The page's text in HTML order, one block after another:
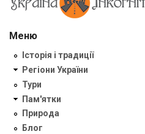
Меню
Історія і традиції
Регіони України
Тури
Пам'ятки
Природа
Блог